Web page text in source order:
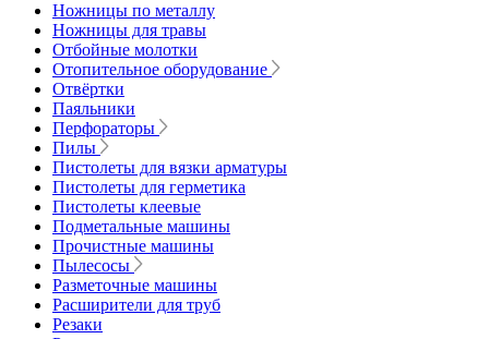
Ножницы по металлу
Ножницы для травы
Отбойные молотки
Отопительное оборудование
Отвёртки
Паяльники
Перфораторы
Пилы
Пистолеты для вязки арматуры
Пистолеты для герметика
Пистолеты клеевые
Подметальные машины
Прочистные машины
Пылесосы
Разметочные машины
Расширители для труб
Резаки